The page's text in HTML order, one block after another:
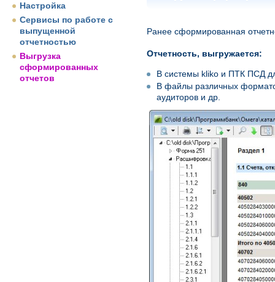
Настройка
Сервисы по работе с
выпущенной
отчетностью
Выгрузка
сформированных
отчетов
Ранее сформированная
Отчетность, выгружается:
В системы kliko и ПТК ПСД
В файлы различных
аудиторов и др.